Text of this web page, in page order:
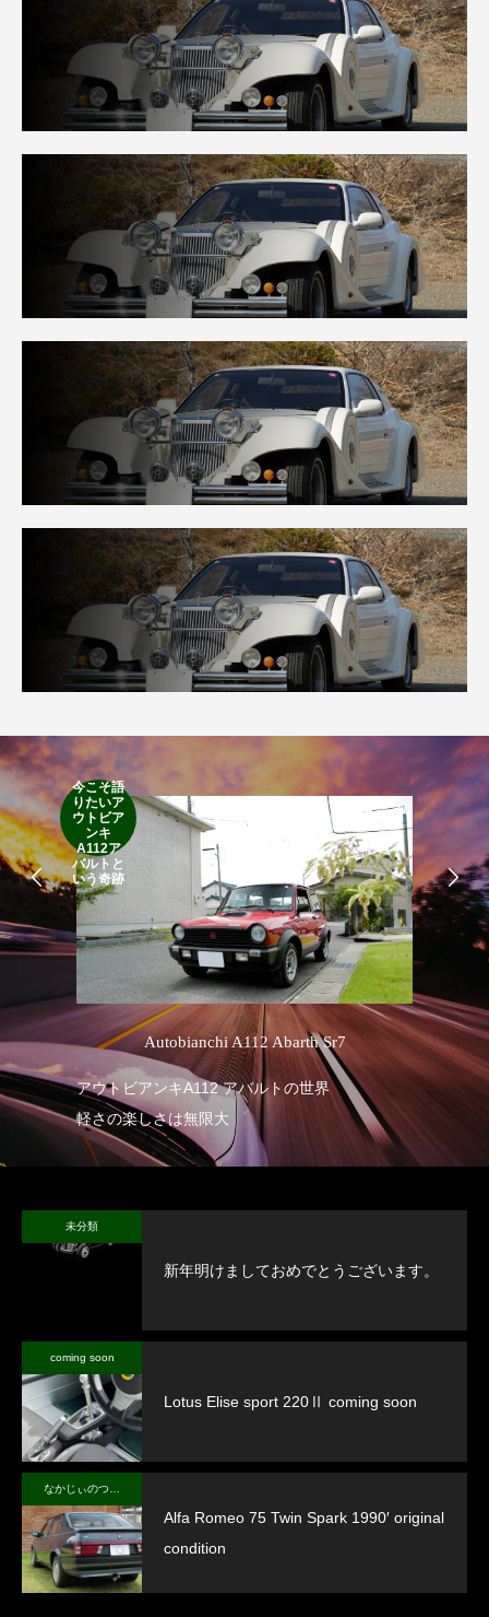
今こそ語
りたいア
ウトビア
ンキ
A112ア
バルトと
いう奇跡
Autobianchi A112 Abarth Sr7
アウトビアンキA112 アバルトの世界
軽さの楽しさは無限大
未分類
新年明けましておめでとうございます。
coming soon
Lotus Elise sport 220Ⅱ coming soon
Alfa Romeo 75 Twin Spark 1990′ original
condition